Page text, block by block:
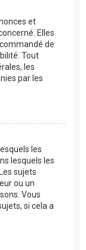
et
Elles
de
Tout
les
par les
les
lesquels les
sujets
ou un
Vous
si cela a